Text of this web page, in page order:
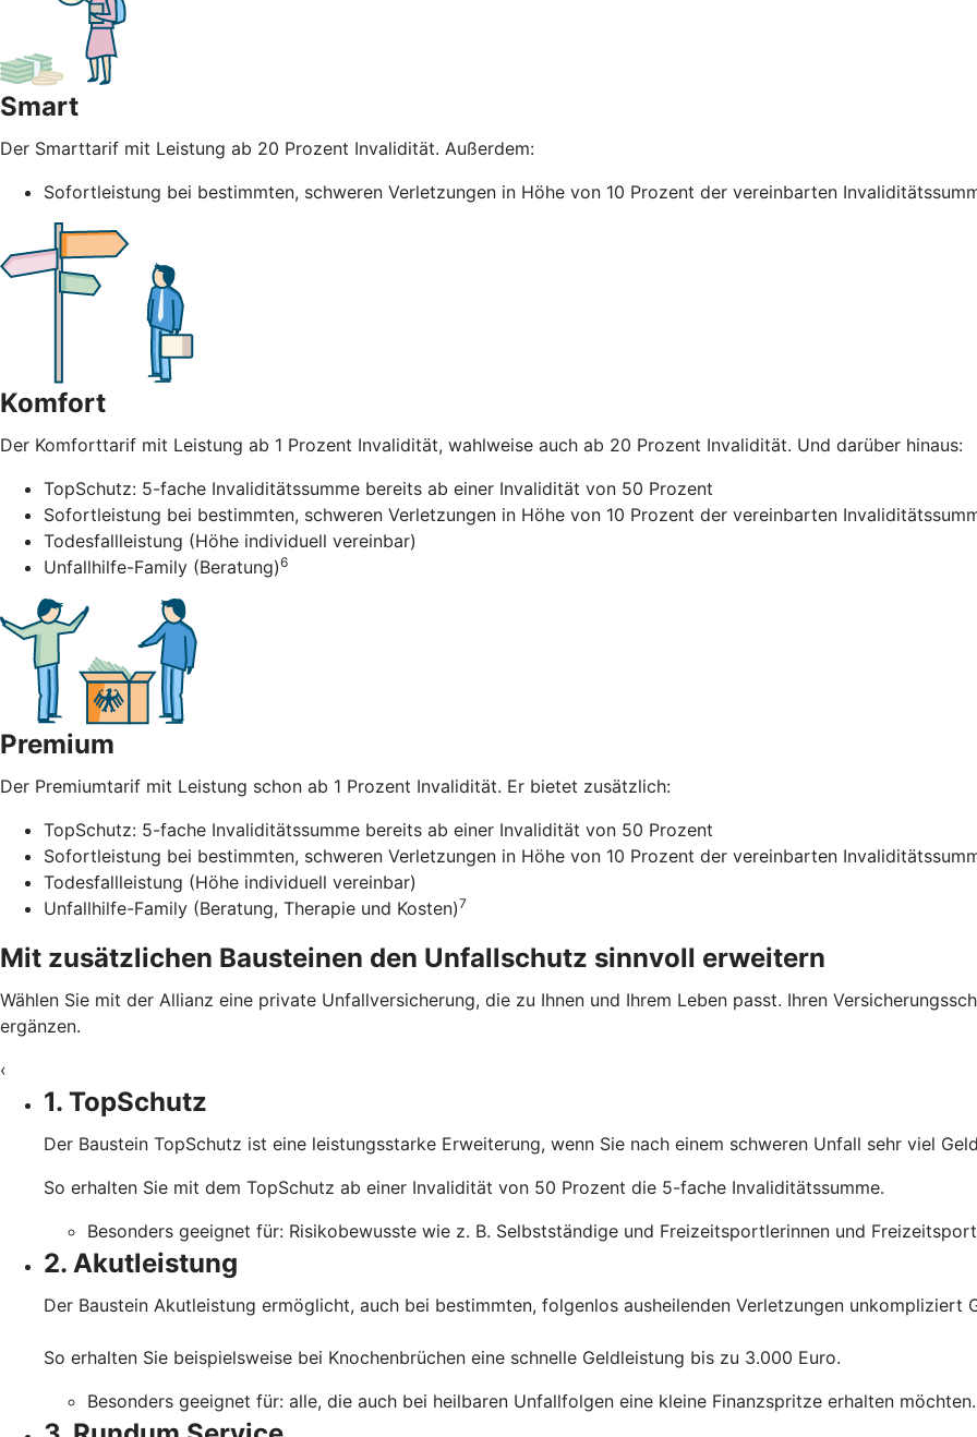
Smart
Der Smarttarif mit Leistung ab 20 Prozent Invalidität. Außerdem:
Sofortleistung bei bestimmten, schweren Verletzungen in Höhe von 10 Prozent der vereinbarten
Komfort
Der Komforttarif mit Leistung ab 1 Prozent Invalidität, wahlweise auch ab 20 Prozent Invalidität. Und darüber hinaus:
TopSchutz: 5-fache Invaliditätssumme bereits ab einer Invalidität von 50 Prozent
Sofortleistung bei bestimmten, schweren Verletzungen in Höhe von 10 Prozent der vereinbarten
Todesfallleistung (Höhe individuell vereinbar)
Unfallhilfe-Family (Beratung)6
Premium
Der Premiumtarif mit Leistung schon ab 1 Prozent Invalidität. Er bietet zusätzlich:
TopSchutz: 5-fache Invaliditätssumme bereits ab einer Invalidität von 50 Prozent
Sofortleistung bei bestimmten, schweren Verletzungen in Höhe von 10 Prozent der vereinbarten
Todesfallleistung (Höhe individuell vereinbar)
Unfallhilfe-Family (Beratung, Therapie und Kosten)7
Mit zusätzlichen Bausteinen den Unfallschutz sinnvoll erweitern
Wählen Sie mit der Allianz eine private Unfallversicherung, die zu Ihnen und Ihrem Leben passt. Ihren
ergänzen.
‹
1. TopSchutz
Der Baustein TopSchutz ist eine leistungsstarke Erweiterung, wenn Sie nach einem schweren Unfall sehr viel
So erhalten Sie mit dem TopSchutz ab einer Invalidität von 50 Prozent die 5-fache Invaliditätssumme.
Besonders geeignet für: Risikobewusste wie z. B. Selbstständige und Freizeitsportlerinnen und
2. Akutleistung
Der Baustein Akutleistung ermöglicht, auch bei bestimmten, folgenlos ausheilenden Verletzungen unkompliziert
So erhalten Sie beispielsweise bei Knochenbrüchen eine schnelle Geldleistung bis zu 3.000 Euro.
Besonders geeignet für: alle, die auch bei heilbaren Unfallfolgen eine kleine Finanzspritze erhalten möchten.